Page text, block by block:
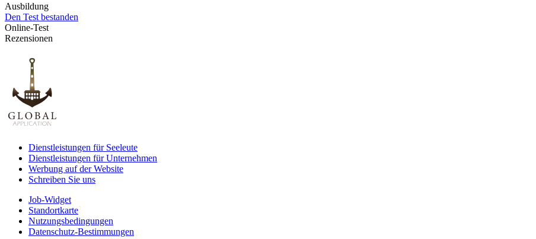
Ausbildung
Den Test bestanden
Online-Test
Rezensionen
Dienstleistungen für Seeleute
Dienstleistungen für Unternehmen
Werbung auf der Website
Schreiben Sie uns
Job-Widget
Standortkarte
Nutzungsbedingungen
Datenschutz-Bestimmungen